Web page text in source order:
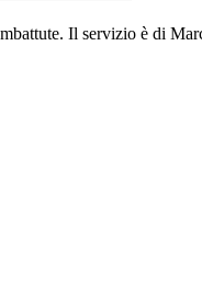
Il servizio è di